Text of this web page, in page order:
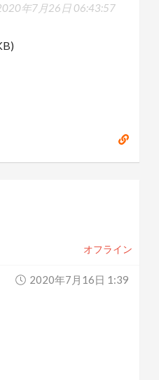
年7月26日 06:43:57
オフライン
2020年7月16日 1:39